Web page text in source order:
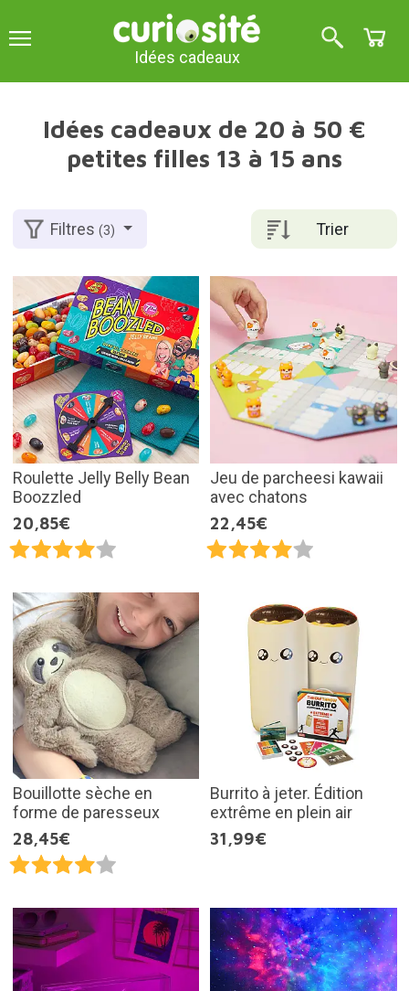
Idées cadeaux
Idées cadeaux de 20 à 50 €
petites filles 13 à 15 ans
Trier
Filtres(3)
Roulette Jelly Belly Bean
Boozzled
20,85€
Jeu de parcheesi kawaii
avec chatons
22,45€
Bouillotte sèche en
forme de paresseux
28,45€
Burrito à jeter. Édition
extrême en plein air
31,99€